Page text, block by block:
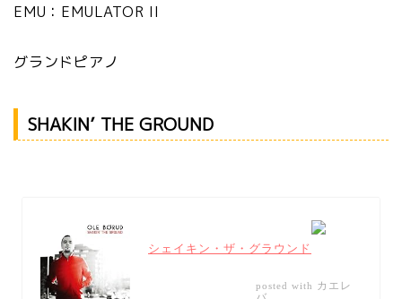
EMU：EMULATOR II
グランドピアノ
SHAKIN’ THE GROUND
シェイキン・ザ・グラウンド
posted with カエレ